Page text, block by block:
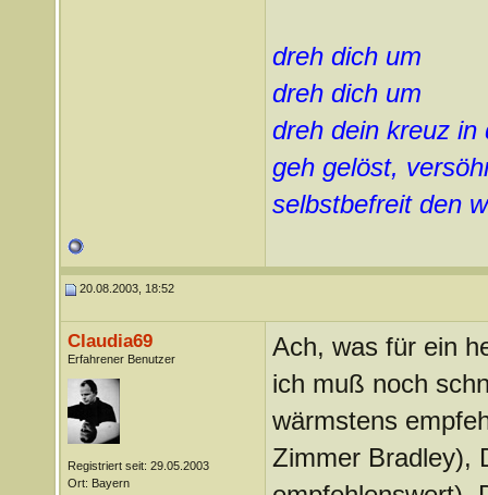
dreh dich um
dreh dich um
dreh dein kreuz in
geh gelöst,
selbstbefreit den
20.08.2003, 18:52
Claudia69
Erfahrener Benutzer
Registriert seit: 29.05.2003
Ort: Bayern
Ach, was für ein
ich muß noch
wärmstens
Zimmer Bradley),